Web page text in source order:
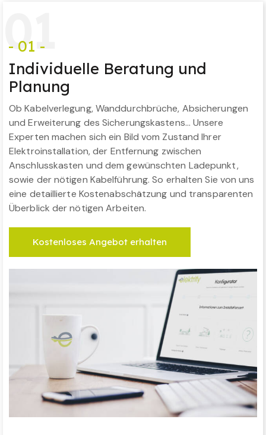
01
- 01 -
Individuelle Beratung und
Planung
Ob Kabelverlegung, Wanddurchbrüche, Absicherungen
und Erweiterung des Sicherungskastens… Unsere
Experten machen sich ein Bild vom Zustand Ihrer
Elektroinstallation, der Entfernung zwischen
Anschlusskasten und dem gewünschten Ladepunkt,
sowie der nötigen Kabelführung. So erhalten Sie von uns
eine detaillierte Kostenabschätzung und transparenten
Überblick der nötigen Arbeiten.
Kostenloses Angebot erhalten